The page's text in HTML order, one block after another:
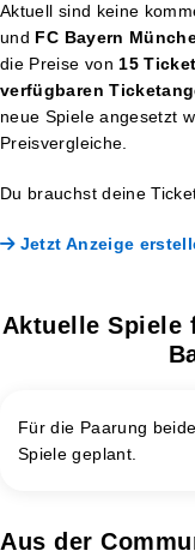
Aktuell sind keine
und FC Bayern
die Preise von15
verfügbaren
neue Spiele angesetzt
Preisvergleiche.
Du brauchst deine
Jetzt Anzeige
Aktuelle Spiele
Für die Paarung
Spiele geplant.
Aus der